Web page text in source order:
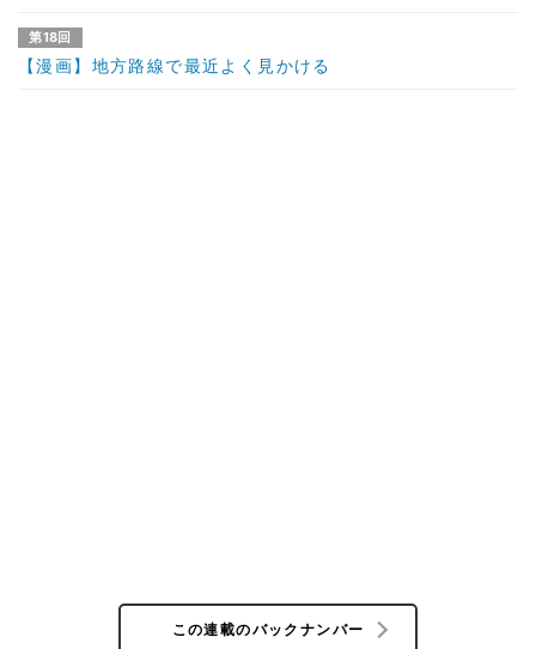
第18回
【漫画】地方路線で最近よく見かける
この連載のバックナンバー